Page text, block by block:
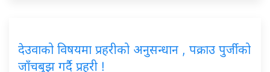
देउवाको विषयमा प्रहरीको अनुसन्धान , पक्राउ पुर्जीको
जाँचबुझ गर्दै प्रहरी !